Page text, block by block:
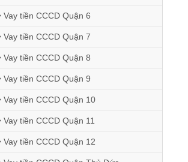
Vay tiền CCCD Quận 6
Vay tiền CCCD Quận 7
Vay tiền CCCD Quận 8
Vay tiền CCCD Quận 9
Vay tiền CCCD Quận 10
Vay tiền CCCD Quận 11
Vay tiền CCCD Quận 12